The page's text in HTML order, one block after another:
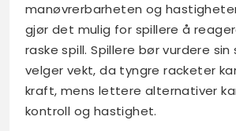
manøvrerbarheten og
gjør det mulig for spillere å
raske spill. Spillere bør vurdere
velger vekt, da tyngre racketer
kraft, mens lettere alternativer
kontroll og hastighet.